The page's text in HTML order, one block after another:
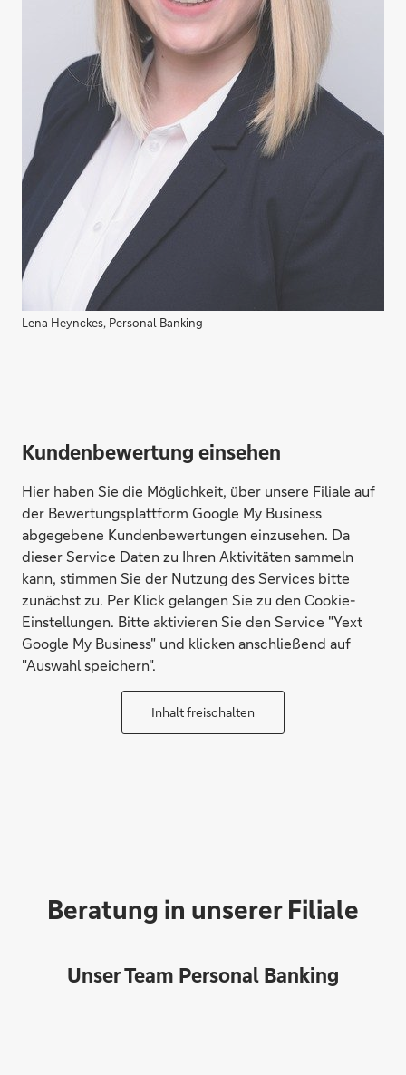
Lena Heynckes, Personal Banking
Kundenbewertung einsehen
Hier haben Sie die Möglichkeit, über unsere Filiale auf
der Bewertungsplattform Google My Business
abgegebene Kundenbewertungen einzusehen. Da
dieser Service Daten zu Ihren Aktivitäten sammeln
kann, stimmen Sie der Nutzung des Services bitte
zunächst zu. Per Klick gelangen Sie zu den Cookie-
Einstellungen. Bitte aktivieren Sie den Service "Yext
Google My Business" und klicken anschließend auf
"Auswahl speichern".
Inhalt freischalten
Beratung in unserer Filiale
Unser Team Personal Banking